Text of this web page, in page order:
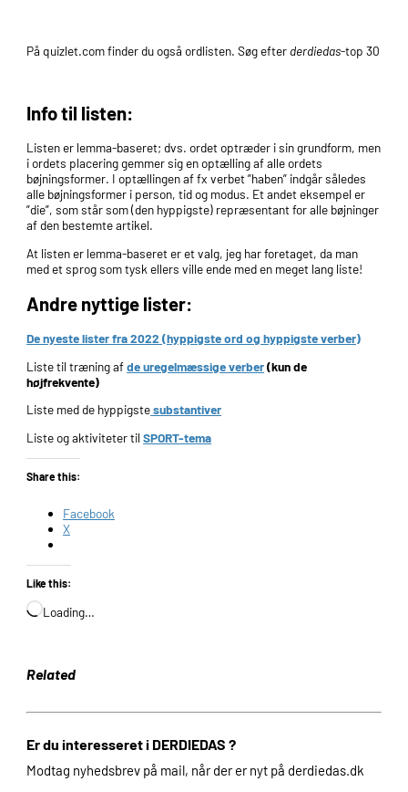
På quizlet.com finder du også ordlisten. Søg efter derdiedas-top 30
Info til listen:
Listen er lemma-baseret; dvs. ordet optræder i sin grundform, men
i ordets placering gemmer sig en optælling af alle ordets
bøjningsformer. I optællingen af fx verbet ”haben” indgår således
alle bøjningsformer i person, tid og modus. Et andet eksempel er
”die”, som står som (den hyppigste) repræsentant for alle bøjninger
af den bestemte artikel.
At listen er lemma-baseret er et valg, jeg har foretaget, da man
med et sprog som tysk ellers ville ende med en meget lang liste!
Andre nyttige lister:
De nyeste lister fra 2022 (hyppigste ord og hyppigste verber)
Liste til træning afde uregelmæssige verber(kun de
højfrekvente)
Liste med de hyppigstesubstantiver
Liste og aktiviteter tilSPORT-tema
Share this:
Facebook
X
Like this:
Loading…
Related
Er du interesseret i DERDIEDAS ?
Modtag nyhedsbrev på mail, når der er nyt på derdiedas.dk